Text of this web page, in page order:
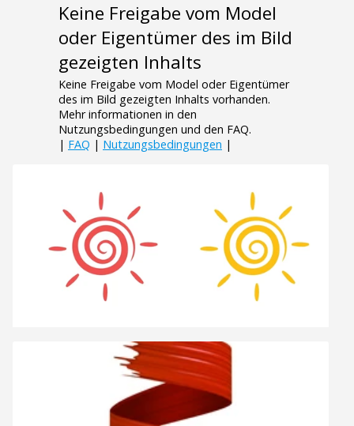
Keine Freigabe vom Model
oder Eigentümer des im Bild
gezeigten Inhalts
Keine Freigabe vom Model oder Eigentümer
des im Bild gezeigten Inhalts vorhanden.
Mehr informationen in den
Nutzungsbedingungen und den FAQ.
| FAQ | Nutzungsbedingungen |